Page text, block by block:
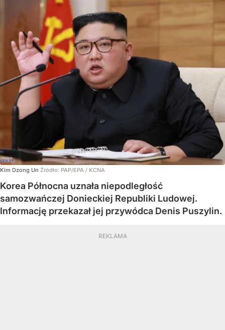
Kim Dzong Un Źródło: PAP/EPA / KCNA
Korea Północna uznała niepodległość
samozwańczej Donieckiej Republiki Ludowej.
Informację przekazał jej przywódca Denis Puszylin.